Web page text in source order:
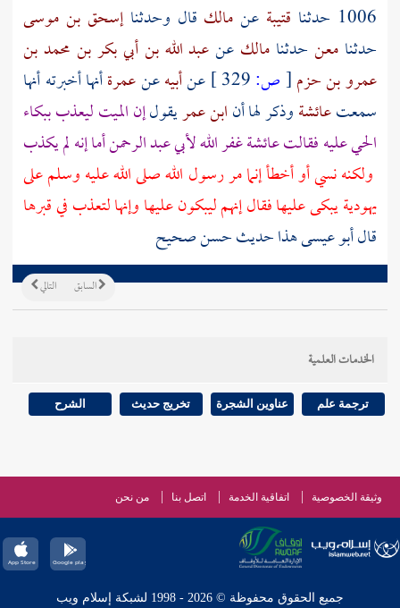
1006 حدثنا قتيبة عن مالك قال وحدثناإسحق بن موسى
حدثنامعن حدثنا مالك عنعبد الله بن أبي بكر بن محمد بن
عمرو بن حزم[ص: عنأبيهعنعمرةأنها أخبرته أنها
سمعتعائشةوذكر لها أنابن عمريقولإن الميت ليعذب ببكاء
الحي عليه فقالتعائشةغفر اللهلأبي عبد الرحمنأما إنه لم يكذب
ولكنه نسي أو أخطأ إنما مر رسول الله صلى الله عليه وسلم على
يهودية يبكى عليها فقال إنهم ليبكون عليها وإنها لتعذب في قبرها
قال أبو عيسى هذا حديث حسن صحيح
التالي السابق
الخدمات العلمية
ترجمة علم عناوين الشجرة تخريج حديث الشرح
وثيقة الخصوصية اتفاقية الخدمة اتصل بنا من نحن
جميع الحقوق محفوظة © 2026 - 1998 لشبكة إسلام ويب